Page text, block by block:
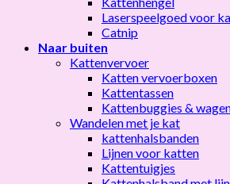
Laserspeelgoed voor
Catnip
Naar buiten
Kattenvervoer
Katten vervoerboxen
Kattentassen
Kattenbuggies &
Wandelen met je kat
kattenhalsbanden
Lijnen voor katten
Kattentuigjes